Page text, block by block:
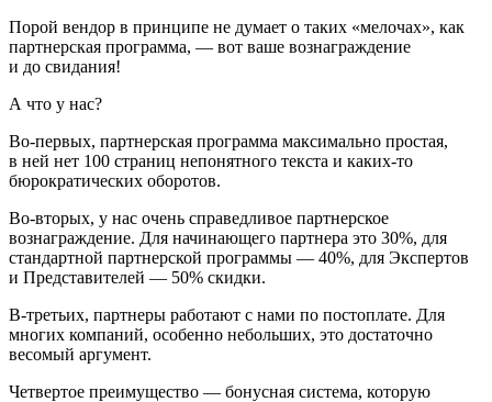
Порой вендор в принципе не думает о таких «мелочах», как
партнерская программа, — вот ваше вознаграждение
и до свидания!
А что у нас?
Во-первых, партнерская программа максимально простая,
в ней нет 100 страниц непонятного текста и каких-то
бюрократических оборотов.
Во-вторых, у нас очень справедливое партнерское
вознаграждение. Для начинающего партнера это 30%, для
стандартной партнерской программы — 40%, для Экспертов
и Представителей — 50% скидки.
В-третьих, партнеры работают с нами по постоплате. Для
многих компаний, особенно небольших, это достаточно
весомый аргумент.
Четвертое преимущество — бонусная система, которую